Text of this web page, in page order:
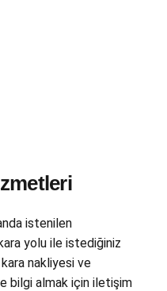
istenilen
yolu ile istediğiniz
nakliyesi ve
bilgi almak için iletişim